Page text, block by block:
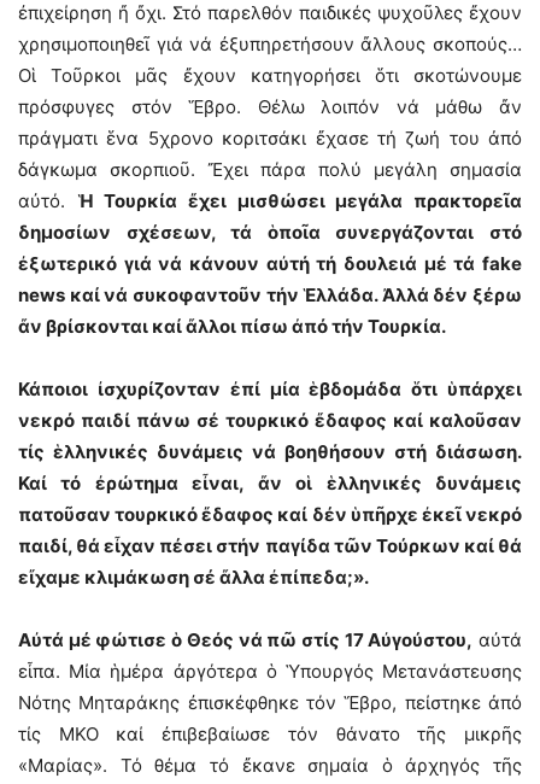
ἐπιχείρηση ἤ ὄχι. Στό παρελθόν παιδικές ψυχοῦλες ἔχουν
χρησιμοποιηθεῖ γιά νά ἐξυπηρετήσουν ἄλλους σκοπούς…
Οἱ Τοῦρκοι μᾶς ἔχουν κατηγορήσει ὅτι σκοτώνουμε
πρόσφυγες στόν Ἕβρο. Θέλω λοιπόν νά μάθω ἄν
πράγματι ἕνα 5χρονο κοριτσάκι ἔχασε τή ζωή του ἀπό
δάγκωμα σκορπιοῦ. Ἔχει πάρα πολύ μεγάλη σημασία
αὐτό. Ἡ Τουρκία ἔχει μισθώσει μεγάλα πρακτορεῖα
δημοσίων σχέσεων, τά ὁποῖα συνεργάζονται στό
ἐξωτερικό γιά νά κάνουν αὐτή τή δουλειά μέ τά fake
news καί νά συκοφαντοῦν τήν Ἑλλάδα. Ἀλλά δέν ξέρω
ἄν βρίσκονται καί ἄλλοι πίσω ἀπό τήν Τουρκία.
Κάποιοι ἰσχυρίζονταν ἐπί μία ἑβδομάδα ὅτι ὑπάρχει
νεκρό παιδί πάνω σέ τουρκικό ἔδαφος καί καλοῦσαν
τίς ἑλληνικές δυνάμεις νά βοηθήσουν στή διάσωση.
Καί τό ἐρώτημα εἶναι, ἄν οἱ ἑλληνικές δυνάμεις
πατοῦσαν τουρκικό ἔδαφος καί δέν ὑπῆρχε ἐκεῖ νεκρό
παιδί, θά εἶχαν πέσει στήν παγίδα τῶν Τούρκων καί θά
εἴχαμε κλιμάκωση σέ ἄλλα ἐπίπεδα;».
Αὐτά μέ φώτισε ὁ Θεός νά πῶ στίς 17 Αὐγούστου, αὐτά
εἶπα. Μία ἡμέρα ἀργότερα ὁ Ὑπουργός Μετανάστευσης
Νότης Μηταράκης ἐπισκέφθηκε τόν Ἕβρο, πείστηκε ἀπό
τίς ΜΚΟ καί ἐπιβεβαίωσε τόν θάνατο τῆς μικρῆς
«Μαρίας». Τό θέμα τό ἔκανε σημαία ὁ ἀρχηγός τῆς